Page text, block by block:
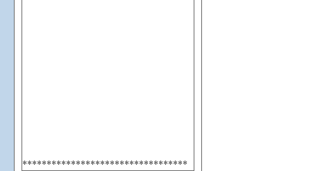
**********************************